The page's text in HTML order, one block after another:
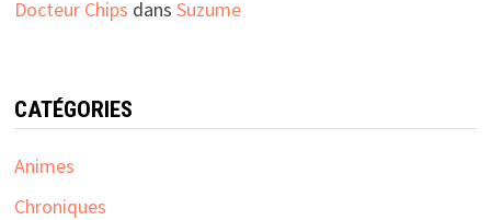
Docteur Chips dans Suzume
CATÉGORIES
Animes
Chroniques